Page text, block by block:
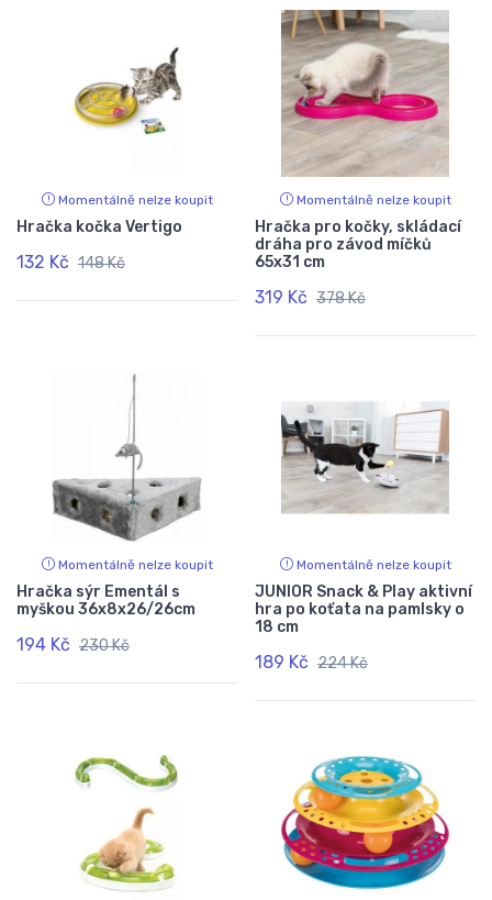
Momentálně nelze koupit
Hračka kočka Vertigo
132 Kč 148 Kč
Momentálně nelze koupit
Hračka pro kočky, skládací
dráha pro závod míčků
65x31 cm
319 Kč 378 Kč
Momentálně nelze koupit
Hračka sýr Ementál s
myškou 36x8x26/26cm
194 Kč 230 Kč
Momentálně nelze koupit
JUNIOR Snack & Play aktivní
hra po koťata na pamlsky o
18 cm
189 Kč 224 Kč